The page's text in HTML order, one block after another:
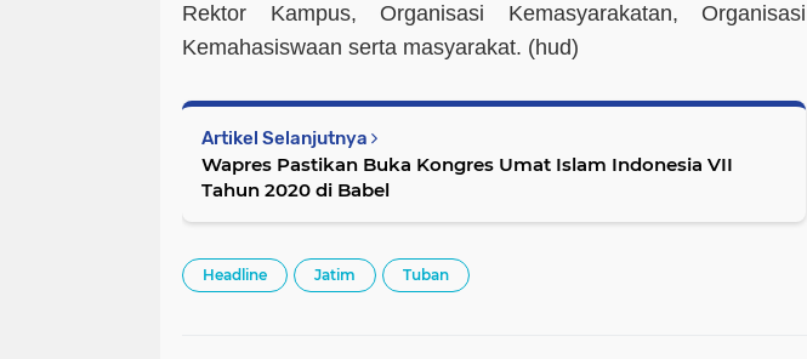
Rektor Kampus, Organisasi Kemasyarakatan, Organisasi
Kemahasiswaan serta masyarakat. (hud)
Artikel Selanjutnya
Wapres Pastikan Buka Kongres Umat Islam Indonesia VII
Tahun 2020 di Babel
Headline Jatim Tuban